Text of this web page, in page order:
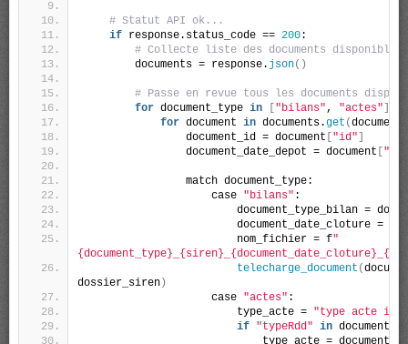
# Statut API ok...
if response.status_code == 200:
# Collecte liste des documents disponibles
        documents = response.
json()
# Passe en revue tous les documents
for document_type in "bilans", "actes"
for document in documents.get (
                document_id = document
"id"
                document_date_depot = document
                match document_type:
                    case
"bilans" :
document_type_bilan =
document_date_cloture =
                        nom_fichier = f
"
telecharge_document (
dossier_siren )
                    case
"actes" :
                        type_acte =
"type acte
if "typeRdd" in document
                            type_acte = document